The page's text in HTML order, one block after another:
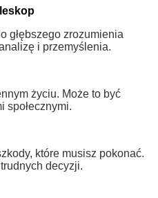
głębszego zrozumienia
i przemyślenia.
życiu. Może to być
społecznymi.
które musisz pokonać.
decyzji.